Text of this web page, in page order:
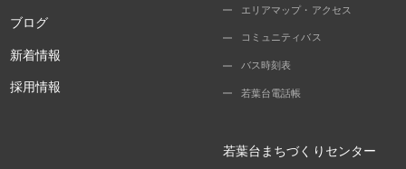
ブログ
新着情報
採用情報
エリアマップ・アクセス
コミュニティバス
バス時刻表
若葉台電話帳
若葉台まちづくりセンター